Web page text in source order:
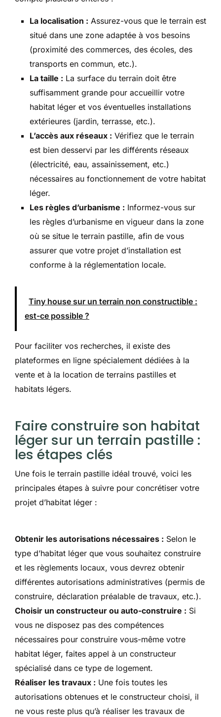
La localisation : Assurez-vous que le terrain est
situé dans une zone adaptée à vos besoins
(proximité des commerces, des écoles, des
transports en commun, etc.).
La taille : La surface du terrain doit être
suffisamment grande pour accueillir votre
habitat léger et vos éventuelles installations
extérieures (jardin, terrasse, etc.).
L’accès aux réseaux : Vérifiez que le terrain
est bien desservi par les différents réseaux
(électricité, eau, assainissement, etc.)
nécessaires au fonctionnement de votre habitat
léger.
Les règles d’urbanisme : Informez-vous sur
les règles d’urbanisme en vigueur dans la zone
où se situe le terrain pastille, afin de vous
assurer que votre projet d’installation est
conforme à la réglementation locale.
Tiny house sur un terrain non constructible :
est-ce possible ?
Pour faciliter vos recherches, il existe des
plateformes en ligne spécialement dédiées à la
vente et à la location de terrains pastilles et
habitats légers.
Faire construire son habitat
léger sur un terrain pastille :
les étapes clés
Une fois le terrain pastille idéal trouvé, voici les
principales étapes à suivre pour concrétiser votre
projet d’habitat léger :
Obtenir les autorisations nécessaires : Selon le
type d’habitat léger que vous souhaitez construire
et les règlements locaux, vous devrez obtenir
différentes autorisations administratives (permis de
construire, déclaration préalable de travaux, etc.).
Choisir un constructeur ou auto-construire : Si
vous ne disposez pas des compétences
nécessaires pour construire vous-même votre
habitat léger, faites appel à un constructeur
spécialisé dans ce type de logement.
Réaliser les travaux : Une fois toutes les
autorisations obtenues et le constructeur choisi, il
ne vous reste plus qu’à réaliser les travaux de